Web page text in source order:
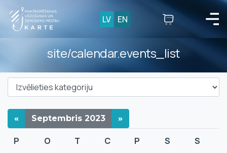
LV EN
site/calendar.events_list
« Septembris 2023 »
P O T C P S S